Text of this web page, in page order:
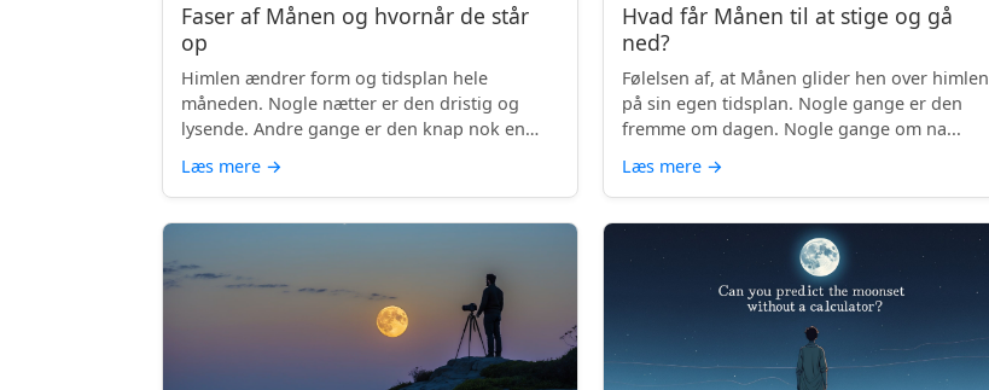
Faser af Månen og hvornår de står
op
Himlen ændrer form og tidsplan hele
måneden. Nogle nætter er den dristig og
lysende. Andre gange er den knap nok en
Læs mere →
Hvad får Månen til at stige og gå
ned?
Følelsen af, at Månen glider hen over himlen
på sin egen tidsplan. Nogle gange er den
fremme om dagen. Nogle gange om na...
Læs mere →